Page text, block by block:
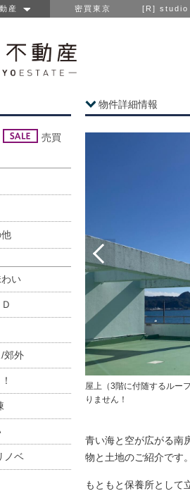
動産 密買東京 [R] studio
物件詳細情報
屋上（3階に付随するルー
りません！
青い海と空が広がる南
物と土地のご紹介です。
もともと保養所として
売買
い
/郊外
ノベ